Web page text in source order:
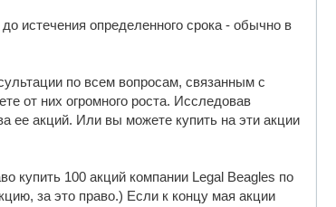
истечения определенного срока - обычно в
по всем вопросам, связанным с
от них огромного роста. Исследовав
ее акций. Или вы можете купить на эти акции
купить 100 акций компании Legal Beagles по
за это право.) Если к концу мая акции